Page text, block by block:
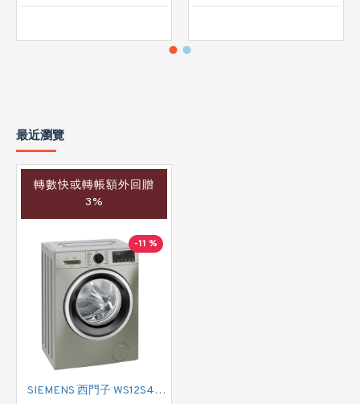
最近瀏覽
轉數快或轉帳額外回贈
3%
-11 %
SIEMENS 西門子 WS12S4B5HK 前置式洗衣機 (8 公斤, 1200 轉/分鐘)